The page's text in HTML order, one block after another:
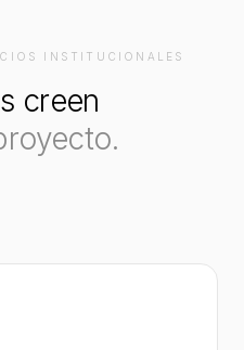
INSTITUCIONALES
creen